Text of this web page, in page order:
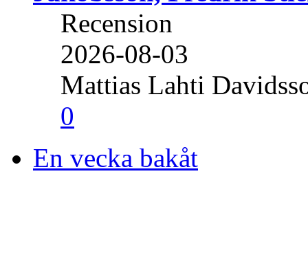
Recension
2026-08-03
Mattias Lahti
0
En vecka bakåt